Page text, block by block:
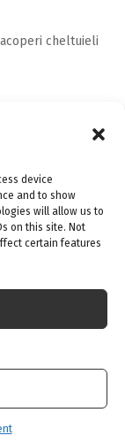
device
and to show
will allow us to
on this site. Not
certain features
cheltuieli